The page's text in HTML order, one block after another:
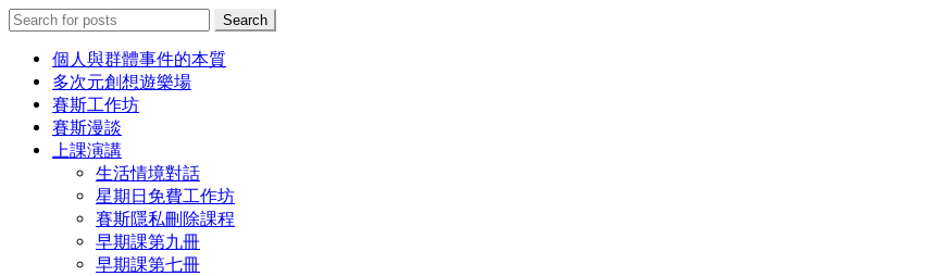
Search
for:
Search
個人與群體事件的本質
多次元創想遊樂場
賽斯工作坊
賽斯漫談
上課演講
生活情境對話
星期日免費工作坊
賽斯隱私刪除課程
早期課第九冊
早期課第七冊